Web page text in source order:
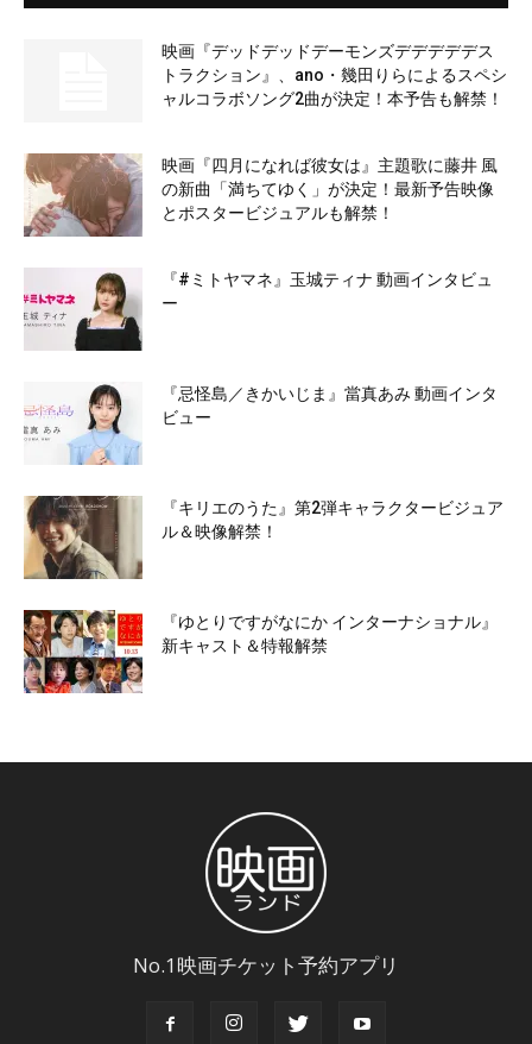
映画『デッドデッドデーモンズデデデデデス
トラクション』、ano・幾田りらによるスペシ
ャルコラボソング2曲が決定！本予告も解禁！
映画『四月になれば彼女は』主題歌に藤井 風
の新曲「満ちてゆく」が決定！最新予告映像
とポスタービジュアルも解禁！
『#ミトヤマネ』玉城ティナ 動画インタビュ
ー
『忌怪島／きかいじま』當真あみ 動画インタ
ビュー
『キリエのうた』第2弾キャラクタービジュア
ル＆映像解禁！
『ゆとりですがなにか インターナショナル』
新キャスト＆特報解禁
No.1映画チケット予約アプリ